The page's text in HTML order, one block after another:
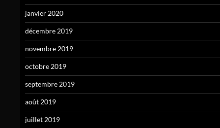
janvier 2020
décembre 2019
novembre 2019
octobre 2019
septembre 2019
août 2019
juillet 2019